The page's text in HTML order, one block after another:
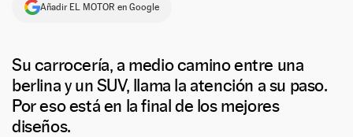
Añadir EL MOTOR en Google
Su carrocería, a medio camino entre una
berlina y un SUV, llama la atención a su paso.
Por eso está en la final de los mejores
diseños.